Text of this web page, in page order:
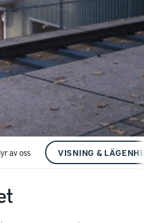
av oss VISNING &